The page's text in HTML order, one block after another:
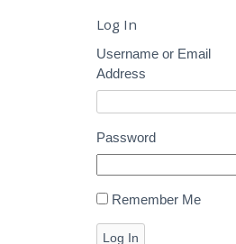
Log In
Username or Email
Address
Password
Remember Me
Log In